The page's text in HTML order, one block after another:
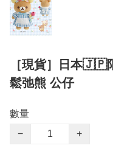
［現貨］日本🇯🇵
鬆弛熊 公仔
數量
−
+